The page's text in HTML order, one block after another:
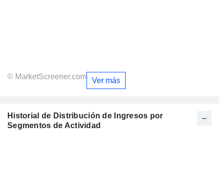
© MarketScreener.com Ver más
Historial de Distribución de Ingresos por
Segmentos de Actividad